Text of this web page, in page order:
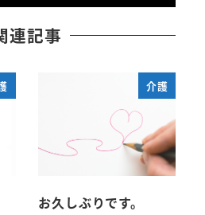
連記事
介護
お久しぶりです。